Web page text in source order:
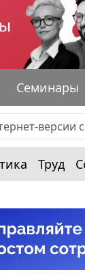
Семинары
Труд